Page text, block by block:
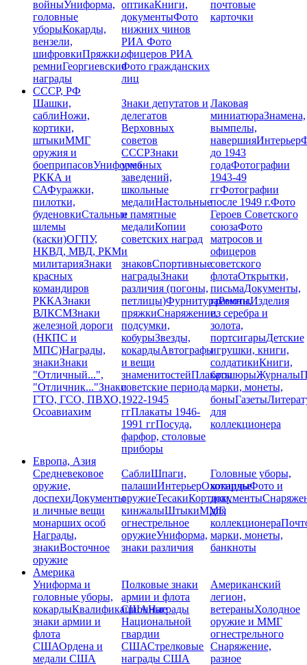
войныУниформа,
головные
уборыКокарды,
вензели,
шифровкиПряжки,
ремниГеоргиевские
награды
оптикаКниги,
документыФото
нижних чинов
РИАФото
офицеров РИА
Фото гражданских
лиц
почтовые
карточки
СССР, РФ
Шашки,
саблиНожи,
кортики,
штыкиММГ
оружия и
боеприпасовУниформа
РККА и
САФуражки,
пилотки,
буденовкиСтальные
шлемы
(каски)ОГПУ,
НКВД, МВД, РКМ
милитарияЗнаки
красных
командиров
РККАЗнаки
ВЛКСМЗнаки
железной дороги
(НКПС и
МПС)Награды,
знакиЗнаки
"Отличный...",
"Отличник..."Знаки
ГТО, ГСО, ПВХО,
Осоавиахим
Знаки депутатов и
делегатов
Верховных
советов
СССРЗнаки
учебных
заведений,
школьные
медалиНастольные
и памятные
медалиКопии
советских наград
и
знаковСпортивные
наградыЗнаки
различия (погоны,
петлицы)ФурнитураРемни,
пряжкиСнаряжение,
подсумки,
кобурыЗвезды,
кокардыАвтографы
и вещи
знаменитостейПлакаты
советские периода
1922-1945
ггПлакаты 1946-
1991 ггПосуда,
фарфор, столовые
приборы
Лаковая
миниатюраЗнамена,
вымпелы,
навершияИнтерьер
до 1943
годаФотографии
1943-49
ггФотографии
после 1949 г.Фото
Героев Советского
союзаФото
матросов и
офицеров
советского
флотаОткрытки,
письмаДокументы,
грамотыИзделия
из серебра и
золота,
портсигарыДетские
игрушки, книги,
солдатикиКниги,
брошюрыЖурналы
марки, монеты,
боныГазеты
для
коллекционера
Европа, Азия
Средневековое
оружие,
доспехиДокументы
и личные вещи
монарших особ
Награды,
знакиВосточное
оружие
СаблиШпаги,
палашиИнтерьерОхотничье
оружиеТесакиКортики,
кинжалыШтыкиММГ,
огнестрельное
оружиеУниформа,
знаки различия
Головные уборы,
кокардыФото и
документы
для
коллекционера
марки, монеты,
банкноты
Америка
Униформа и
головные уборы,
кокардыКвалификационные
знаки армии и
флота
СШАОрдена и
медали США
Полковые знаки
армии и флота
СШАНаграды
Национальной
гвардии
СШАСтрелковые
награды США
Американский
легион,
ветераныХолодное
оружие и ММГ
огнестрельного
Снаряжение,
разное